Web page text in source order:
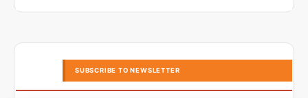
SUBSCRIBE TO NEWSLETTER